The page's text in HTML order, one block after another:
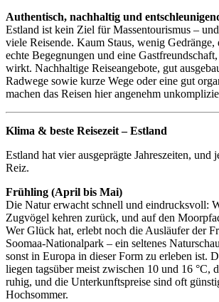
Authentisch, nachhaltig und
Estland ist kein Ziel für Massentourismus – und
viele Reisende. Kaum Staus, wenig
echte Begegnungen und eine
wirkt. Nachhaltige Reiseangebote, gut
Radwege sowie kurze Wege oder eine gut
machen das Reisen hier angenehm
Klima & beste Reisezeit – Estland
Estland hat vier ausgeprägte Jahreszeiten, und
Reiz.
Frühling (April bis Mai)
Die Natur erwacht schnell und eindrucksvoll:
Zugvögel kehren zurück, und auf den
Wer Glück hat, erlebt noch die Ausläufer der
Soomaa-Nationalpark – ein seltenes
sonst in Europa in dieser Form zu erleben ist.
liegen tagsüber meist zwischen 10 und 16 °C,
ruhig, und die Unterkunftspreise sind oft
Hochsommer.